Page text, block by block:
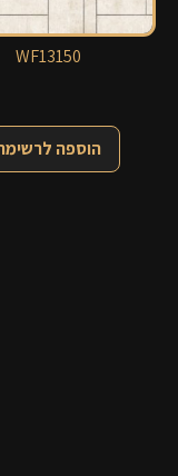
WF13150
הוספה